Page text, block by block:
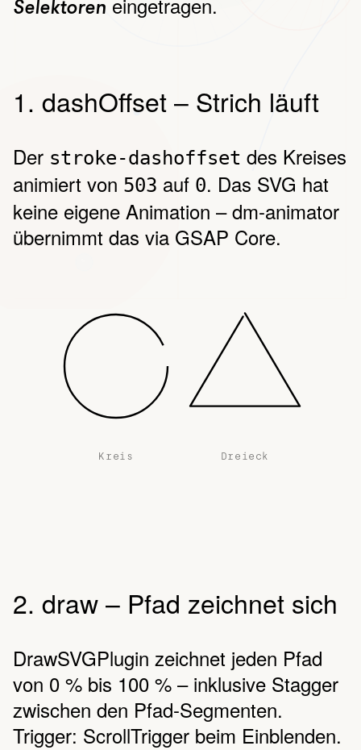
Selektoren
1. dashOffset – Strich läuft
Der stroke-dashoffset des Kreises
animiert von 503 auf 0. Das SVG hat
keine eigene Animation – dm-animator
übernimmt das via GSAP Core.
Kreis Dreieck
2. draw – Pfad zeichnet sich
DrawSVGPlugin zeichnet jeden Pfad
von 0 % bis 100 % – inklusive Stagger
zwischen den Pfad-Segmenten.
Trigger: ScrollTrigger beim Einblenden.